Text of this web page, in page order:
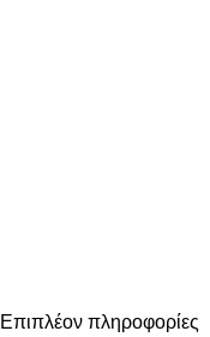
Επιπλέον πληροφορίες